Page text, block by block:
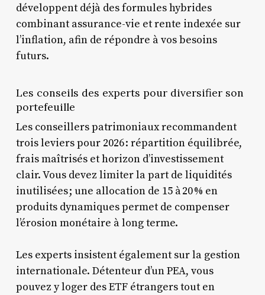
développent déjà des formules hybrides
combinant assurance-vie et rente indexée sur
l’inflation, afin de répondre à vos besoins
futurs.
Les conseils des experts pour diversifier son
portefeuille
Les conseillers patrimoniaux recommandent
trois leviers pour 2026 : répartition équilibrée,
frais maîtrisés et horizon d’investissement
clair. Vous devez limiter la part de liquidités
inutilisées ; une allocation de 15 à 20 % en
produits dynamiques permet de compenser
l’érosion monétaire à long terme.
Les experts insistent également sur la gestion
internationale. Détenteur d’un PEA, vous
pouvez y loger des ETF étrangers tout en